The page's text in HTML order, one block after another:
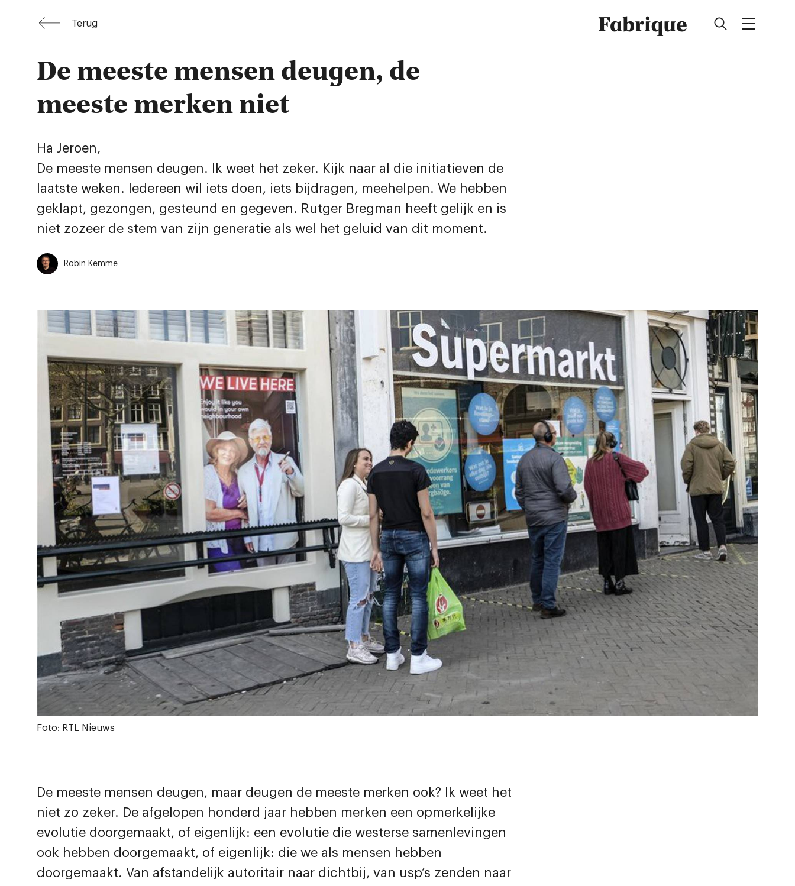
Fabrique
Terug
De meeste mensen deugen, de
meeste merken niet
Ha Jeroen,
De meeste mensen deugen. Ik weet het zeker. Kijk naar al die initiatieven de
laatste weken. Iedereen wil iets doen, iets bijdragen, meehelpen. We hebben
geklapt, gezongen, gesteund en gegeven. Rutger Bregman heeft gelijk en is
niet zozeer de stem van zijn generatie als wel het geluid van dit moment.
Robin Kemme
Foto: RTL Nieuws
De meeste mensen deugen, maar deugen de meeste merken ook? Ik weet het
niet zo zeker. De afgelopen honderd jaar hebben merken een opmerkelijke
evolutie doorgemaakt, of eigenlijk: een evolutie die westerse samenlevingen
ook hebben doorgemaakt, of eigenlijk: die we als mensen hebben
doorgemaakt. Van afstandelijk autoritair naar dichtbij, van usp’s zenden naar